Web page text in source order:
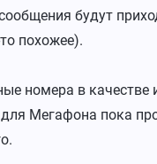
будут
похожее).
номера в качестве
Мегафона пока